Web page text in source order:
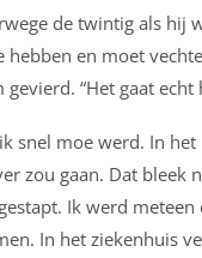
de twintig als
en moet
“Het gaat echt
snel moe werd. In
zou gaan. Dat bleek
Ik werd
In het ziekenhuis